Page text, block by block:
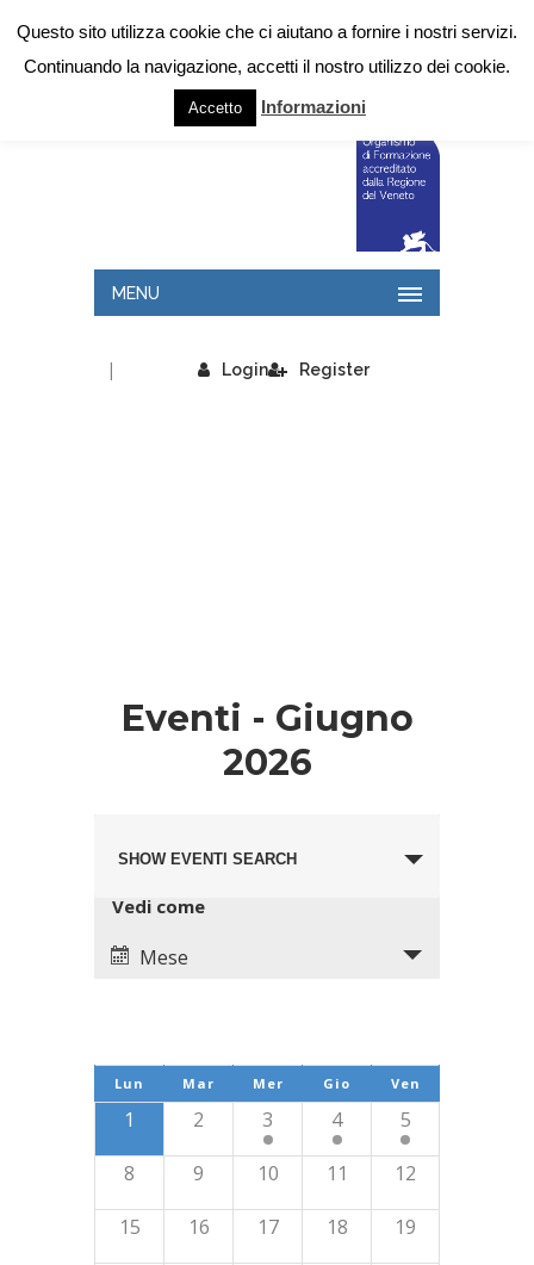
MENU
Login
| Register
Eventi - Giugno
2026
and
Views
SHOW EVENTI SEARCH
Views
Vedi come
Mese
di
Eventi
Calendario
Eventi
Lun Mar Mer Gio Ven
1 2 3 4 5
8 9 10 11 12
15 16 17 18 19
Questo sito utilizza cookie che ci aiutano a fornire i nostri servizi.
Continuando la navigazione, accetti il nostro utilizzo dei cookie.
Accetto Informazioni